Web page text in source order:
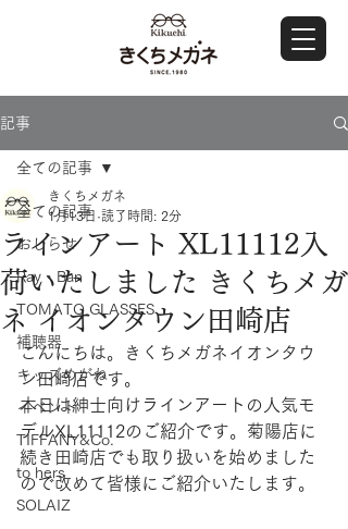
記事
全ての記事
おしらせ
Ray・Ban
TOMATO GLASSES
補聴器
キッズめがね
イベント
TIFFANY&Co.
to hers
SOLAIZ
全ての記事
ラインアート XL11112入
荷いたしました きくちメガ
ネ イオンタウン田崎店
きくちメガネ
1月13日 読了時間: 2分
こんにちは。きくちメガネイオンタウ
ン田崎店です。
本日は紳士向けラインアートの人気モ
デルXL11112のご紹介です。菊陽店に
続き田崎店でも取り扱いを始めました
ので改めて皆様にご紹介いたします。